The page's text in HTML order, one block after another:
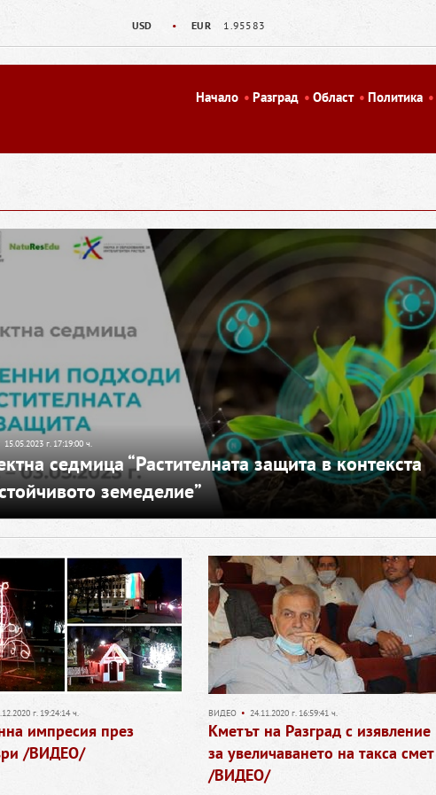
USD • EUR 1.95583
Начало Разград Област Политика
15.05.2023 г. 17:19:00 ч.
седмица “Растителната защита в контекста
земеделие”
г. 19:24:14 ч.
импресия през
/ВИДЕО/
ВИДЕО • 24.11.2020 г. 16:59:41 ч.
Кметът на Разград с изявление
за увеличаването на такса смет
/ВИДЕО/